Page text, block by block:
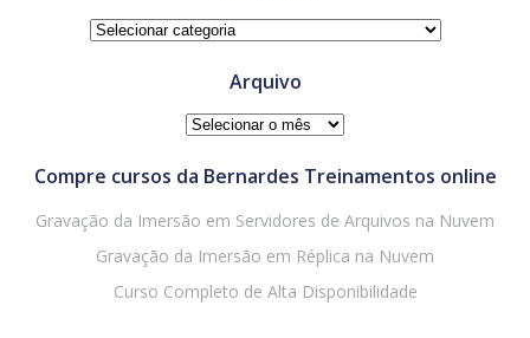
Categorias
Arquivo
Arquivo
Compre cursos da Bernardes Treinamentos online
Gravação da Imersão em Servidores de Arquivos na Nuvem
Gravação da Imersão em Réplica na Nuvem
Curso Completo de Alta Disponibilidade